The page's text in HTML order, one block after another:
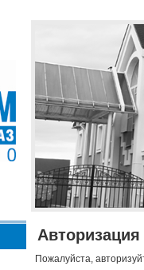
Авторизация
Пожалуйста,